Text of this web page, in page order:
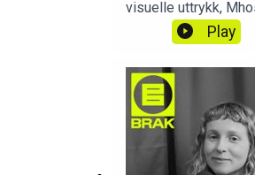
visuelle uttrykk,
Play